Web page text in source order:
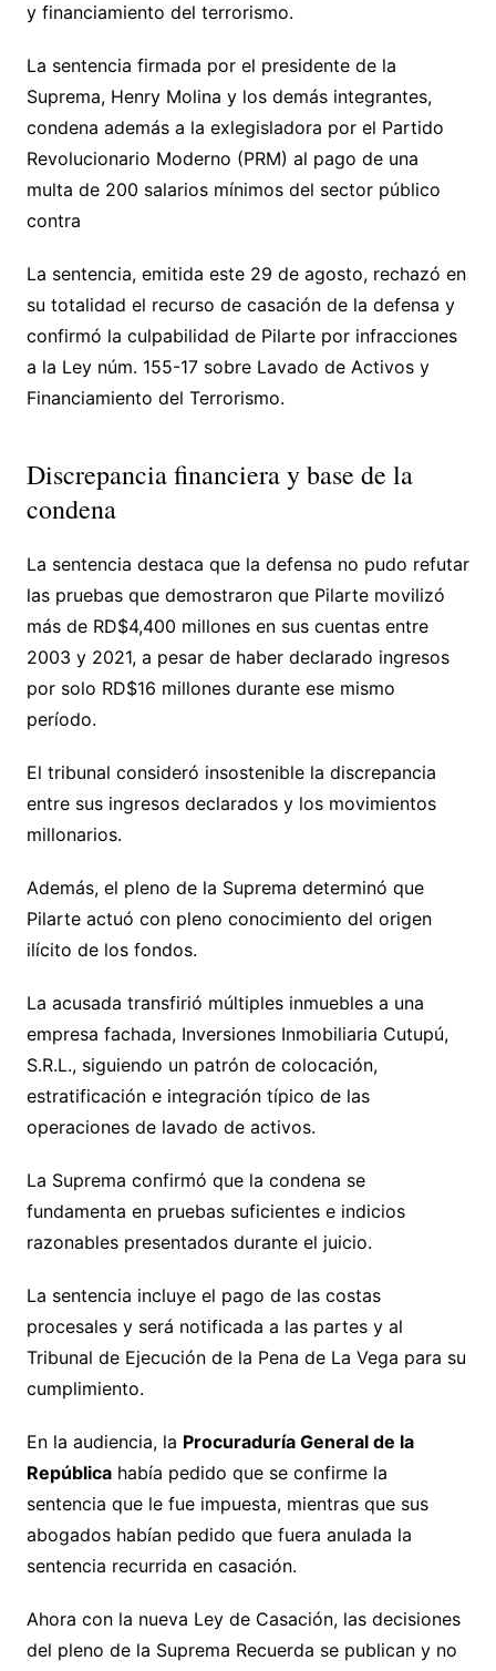
y financiamiento del terrorismo.
La sentencia firmada por el presidente de la
Suprema, Henry Molina y los demás integrantes,
condena además a la exlegisladora por el Partido
Revolucionario Moderno (PRM) al pago de una
multa de 200 salarios mínimos del sector público
contra
La sentencia, emitida este 29 de agosto, rechazó en
su totalidad el recurso de casación de la defensa y
confirmó la culpabilidad de Pilarte por infracciones
a la Ley núm. 155-17 sobre Lavado de Activos y
Financiamiento del Terrorismo.
Discrepancia financiera y base de la
condena
La sentencia destaca que la defensa no pudo refutar
las pruebas que demostraron que Pilarte movilizó
más de RD$4,400 millones en sus cuentas entre
2003 y 2021, a pesar de haber declarado ingresos
por solo RD$16 millones durante ese mismo
período.
El tribunal consideró insostenible la discrepancia
entre sus ingresos declarados y los movimientos
millonarios.
Además, el pleno de la Suprema determinó que
Pilarte actuó con pleno conocimiento del origen
ilícito de los fondos.
La acusada transfirió múltiples inmuebles a una
empresa fachada, Inversiones Inmobiliaria Cutupú,
S.R.L., siguiendo un patrón de colocación,
estratificación e integración típico de las
operaciones de lavado de activos.
La Suprema confirmó que la condena se
fundamenta en pruebas suficientes e indicios
razonables presentados durante el juicio.
La sentencia incluye el pago de las costas
procesales y será notificada a las partes y al
Tribunal de Ejecución de la Pena de La Vega para su
cumplimiento.
En la audiencia, la Procuraduría General de la
Repúblicahabía pedido que se confirme la
sentencia que le fue impuesta, mientras que sus
abogados habían pedido que fuera anulada la
sentencia recurrida en casación.
Ahora con la nueva Ley de Casación, las decisiones
del pleno de la Suprema Recuerda se publican y no